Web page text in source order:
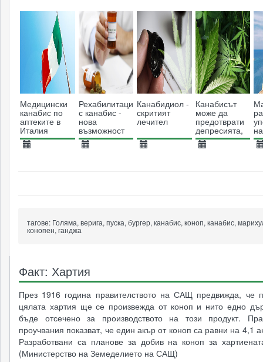
законодателство
2914
9655
Пенсилвания
4746
5243
Медицински
канабис по
аптеките в
Италия
Рехабилитация
с канабис -
нова
възможност
за
пристрастените
Канабидиол -
скритият
лечител
Канабисът
може да
предотврати
депресията,
показва ново
изследване
тагове: Голяма, верига, пуска, бургер, канабис, коноп, канабис,
конопен, ганджа
Факт: Хартия
През 1916 година правителството на САЩ предвижда, че
цялата хартия ще се произвежда от коноп и нито едно
бъде отсечено за производството на този продукт.
проучвания показват, че един акър от коноп са равни на 4,1
Разработвани са планове за добив на коноп за
(Министерство на Земеделието на САЩ)